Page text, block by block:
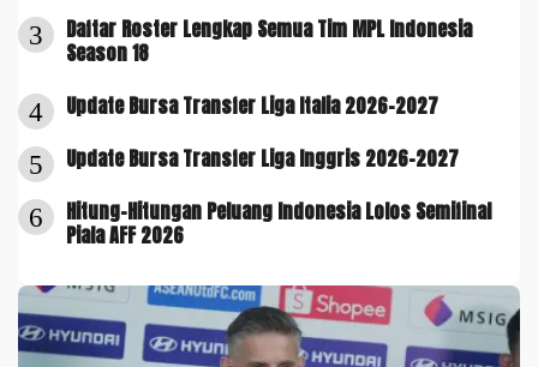
3
Daftar Roster Lengkap Semua Tim MPL Indonesia
Season 18
4 Update Bursa Transfer Liga Italia 2026-2027
5 Update Bursa Transfer Liga Inggris 2026-2027
6
Hitung-Hitungan Peluang Indonesia Lolos Semifinal
Piala AFF 2026